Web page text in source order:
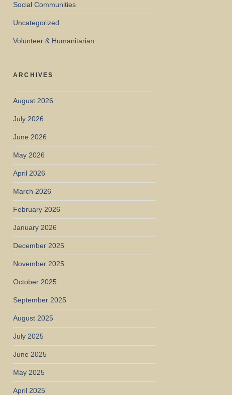
Social Communities
Uncategorized
Volunteer & Humanitarian
ARCHIVES
August 2026
July 2026
June 2026
May 2026
April 2026
March 2026
February 2026
January 2026
December 2025
November 2025
October 2025
September 2025
August 2025
July 2025
June 2025
May 2025
April 2025